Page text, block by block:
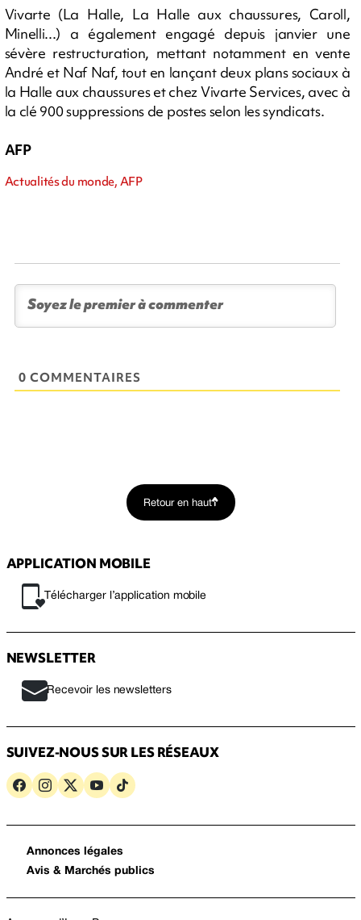
Vivarte (La Halle, La Halle aux chaussures, Caroll,
Minelli...) a également engagé depuis janvier une
sévère restructuration, mettant notamment en vente
André et Naf Naf, tout en lançant deux plans sociaux à
la Halle aux chaussures et chez Vivarte Services, avec à
la clé 900 suppressions de postes selon les syndicats.
AFP
Actualités du monde, AFP
0 COMMENTAIRES
Retour en haut
APPLICATION MOBILE
Télécharger l’application mobile
NEWSLETTER
Recevoir les newsletters
SUIVEZ-NOUS SUR LES RÉSEAUX
Annonces légales
Avis & Marchés publics